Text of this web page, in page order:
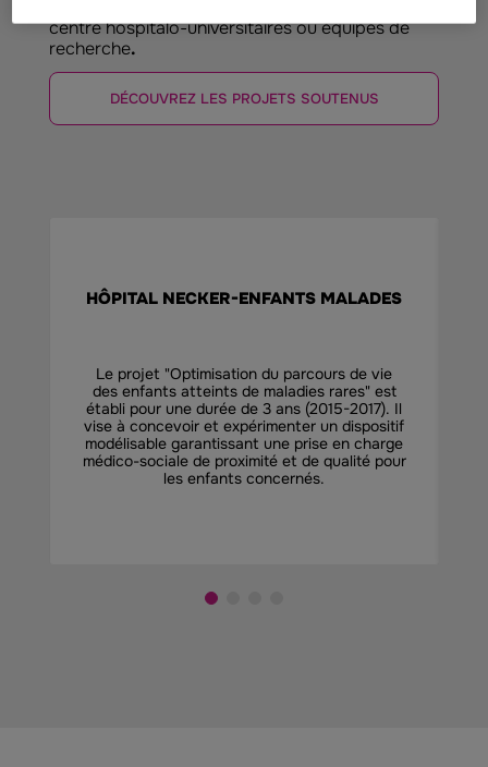
centre hospitalo-universitaires ou équipes de
recherche.
DÉCOUVREZ LES PROJETS SOUTENUS
HÔPITAL NECKER-ENFANTS MALADES
Le projet "Optimisation du parcours de vie
des enfants atteints de maladies rares" est
établi pour une durée de 3 ans (2015-2017). Il
vise à concevoir et expérimenter un dispositif
modélisable garantissant une prise en charge
médico-sociale de proximité et de qualité pour
les enfants concernés.